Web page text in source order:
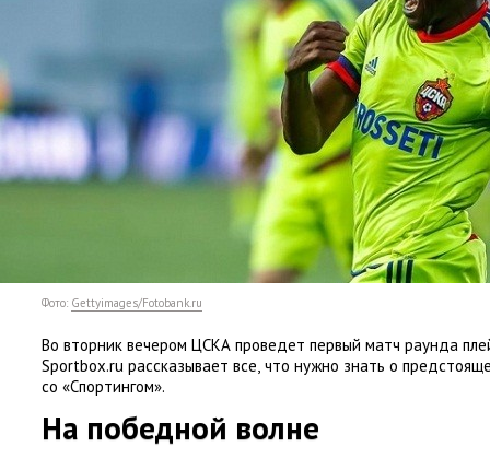
Фото: Gettyimages/Fotobank.ru
Во вторник вечером ЦСКА проведет первый матч раунда
Sportbox.ru рассказывает все, что нужно знать о
со «Спортингом».
На победной волне